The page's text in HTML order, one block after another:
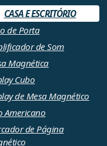
CASA E ESCRITÓRIO
de Porta
de Som
Magnética
Cubo
de Mesa Magnético
Americano
de Página